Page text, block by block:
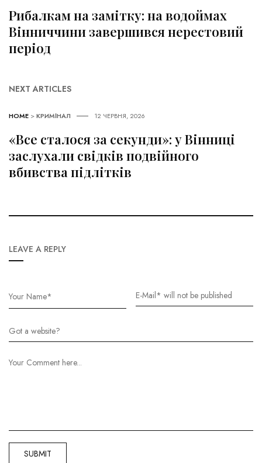
Рибалкам на замітку: на водоймах
Вінниччини завершився нерестовий
період
NEXT ARTICLES
HOME >КРИМІНАЛ 12 ЧЕРВНЯ, 2026
«Все сталося за секунди»: у Вінниці
заслухали свідків подвійного
вбивства підлітків
LEAVE A REPLY